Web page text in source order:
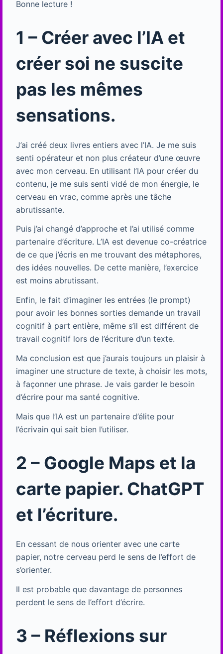
Bonne lecture !
1 – Créer avec l’IA et
créer soi ne suscite
pas les mêmes
sensations.
J’ai créé deux livres entiers avec l’IA. Je me suis
senti opérateur et non plus créateur d’une œuvre
avec mon cerveau. En utilisant l’IA pour créer du
contenu, je me suis senti vidé de mon énergie, le
cerveau en vrac, comme après une tâche
abrutissante.
Puis j’ai changé d’approche et l’ai utilisé comme
partenaire d’écriture. L’IA est devenue co-créatrice
de ce que j’écris en me trouvant des métaphores,
des idées nouvelles. De cette manière, l’exercice
est moins abrutissant.
Enfin, le fait d’imaginer les entrées (le prompt)
pour avoir les bonnes sorties demande un travail
cognitif à part entière, même s’il est différent de
travail cognitif lors de l’écriture d’un texte.
Ma conclusion est que j’aurais toujours un plaisir à
imaginer une structure de texte, à choisir les mots,
à façonner une phrase. Je vais garder le besoin
d’écrire pour ma santé cognitive.
Mais que l’IA est un partenaire d’élite pour
l’écrivain qui sait bien l’utiliser.
2 – Google Maps et la
carte papier. ChatGPT
et l’écriture.
En cessant de nous orienter avec une carte
papier, notre cerveau perd le sens de l’effort de
s’orienter.
Il est probable que davantage de personnes
perdent le sens de l’effort d’écrire.
3 – Réflexions sur